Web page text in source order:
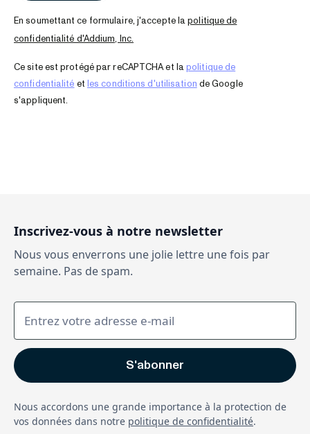
En soumettant ce formulaire, j'accepte lapolitique de
confidentialité d'Addium, Inc.
Ce site est protégé par reCAPTCHA et lapolitique de
confidentialité et les conditions d'utilisation de Google
s'appliquent.
Inscrivez-vous à notre newsletter
Nous vous enverrons une jolie lettre une fois par
semaine. Pas de spam.
Nous accordons une grande importance à la protection de
vos données dans notre politique de confidentialité.